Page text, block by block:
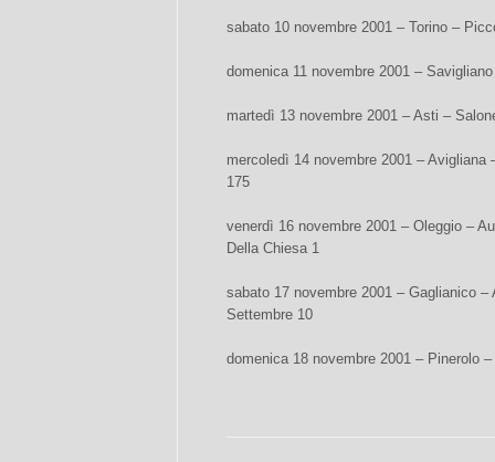
sabato 10 novembre 2001 – Torino –
domenica 11 novembre 2001 –
martedì 13 novembre 2001 – Asti –
mercoledì 14 novembre 2001 – Avigliana
175
venerdì 16 novembre 2001 – Oleggio –
Della Chiesa 1
sabato 17 novembre 2001 – Gaglianico
Settembre 10
domenica 18 novembre 2001 – Pinerolo